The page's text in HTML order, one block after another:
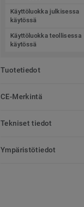
Käyttöluokka julkisessa
käytössä
Käyttöluokka teollisessa
käytössä
Tuotetiedot
CE-Merkintä
Tekniset tiedot
Ympäristötiedot